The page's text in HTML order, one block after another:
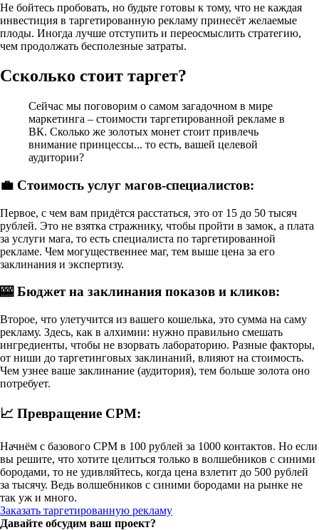
Не бойтесь пробовать, но будьте готовы к тому, что не каждая
инвестиция в таргетированную рекламу принесёт желаемые
плоды. Иногда лучше отступить и переосмыслить стратегию,
чем продолжать бесполезные затраты.
Ссколько стоит таргет?
Сейчас мы поговорим о самом загадочном в мире
маркетинга – стоимости таргетированной рекламе в
ВК. Сколько же золотых монет стоит привлечь
внимание принцессы... то есть, вашей целевой
аудитории?
💼 Стоимость услуг магов-специалистов:
Первое, с чем вам придётся расстаться, это от 15 до 50 тысяч
рублей. Это не взятка стражнику, чтобы пройти в замок, а плата
за услуги мага, то есть специалиста по таргетированной
рекламе. Чем могущественнее маг, тем выше цена за его
заклинания и экспертизу.
🎰 Бюджет на заклинания показов и кликов:
Второе, что улетучится из вашего кошелька, это сумма на саму
рекламу. Здесь, как в алхимии: нужно правильно смешать
ингредиенты, чтобы не взорвать лабораторию. Разные факторы,
от ниши до таргетинговых заклинаний, влияют на стоимость.
Чем узнее ваше заклинание (аудитория), тем больше золота оно
потребует.
📈 Превращение CPM:
Начнём с базового CPM в 100 рублей за 1000 контактов. Но если
вы решите, что хотите целиться только в волшебников с синими
бородами, то не удивляйтесь, когда цена взлетит до 500 рублей
за тысячу. Ведь волшебников с синими бородами на рынке не
так уж и много.
Заказать таргетированную рекламу
Давайте обсудим ваш проект?